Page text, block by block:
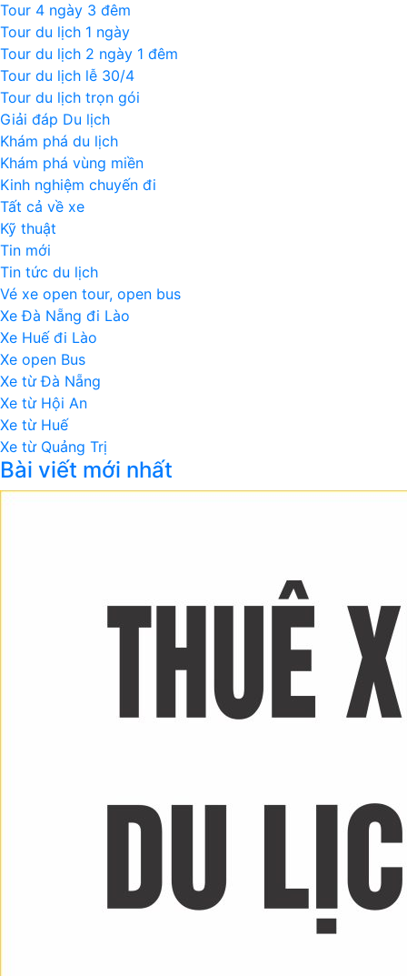
Tour 4 ngày 3 đêm
Tour du lịch 1 ngày
Tour du lịch 2 ngày 1 đêm
Tour du lịch lễ 30/4
Tour du lịch trọn gói
Giải đáp Du lịch
Khám phá du lịch
Khám phá vùng miền
Kinh nghiệm chuyến đi
Tất cả về xe
Kỹ thuật
Tin mới
Tin tức du lịch
Vé xe open tour, open bus
Xe Đà Nẵng đi Lào
Xe Huế đi Lào
Xe open Bus
Xe từ Đà Nẵng
Xe từ Hội An
Xe từ Huế
Xe từ Quảng Trị
Bài viết mới nhất